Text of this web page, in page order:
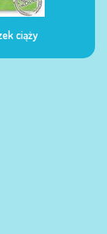
Dzienniczek żywienia